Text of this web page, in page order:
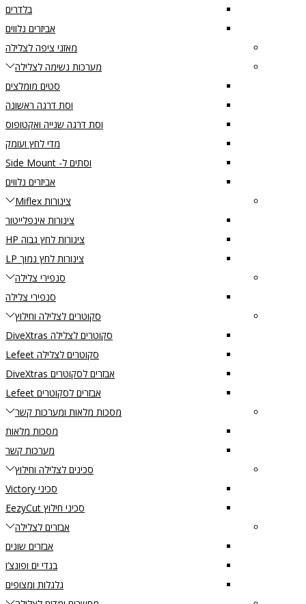
בלדרים
אביזרים נלווים
מאזני ציפה לצלילה
מערכות נשימה לצלילה
סטים מומלצים
וסת דרגה ראשונה
וסת דרגה שנייה ואקטופוס
מדי לחץ ועומק
וסתים ל- Side Mount
אביזרים נלווים
צינורות Miflex
צינורות אינפלייטור
צינורות לחץ גבוה HP
צינורות לחץ נמוך LP
סנפירי צלילה
סנפירי צלילה
סקוטרים לצלילה וחילוץ
סקוטרים לצלילה DiveXtras
סקוטרים לצלילה Lefeet
אבזרים לסקוטרים DiveXtras
אבזרים לסקוטרים Lefeet
מסכות מלאות ומערכות קשר
מסכות מלאות
מערכות קשר
סכינים לצלילה וחילוץ
סכיני Victory
סכיני חילוץ EezyCut
אבזרים לצלילה
אבזרים שונים
בגדי ים ופונצ’ו
גלגלות ומצופים